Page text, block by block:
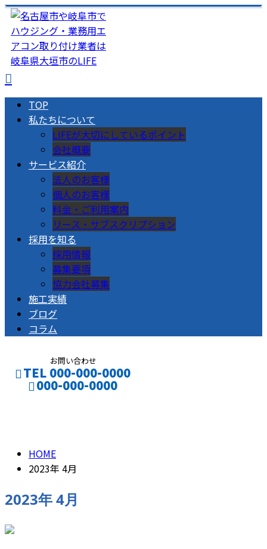
TOP
私たちについて
LIFEが大切にしているポイント
会社概要
サービス紹介
法人のお客様
個人のお客様
料金・ご利用案内
リース・サブスクリプション
採用を知る
採用情報
募集要項
協力会社募集
施工実績
ブログ
コラム
お問い合わせ
TEL 000-000-0000
000-000-0000
HOME
2023年 4月
2023年 4月